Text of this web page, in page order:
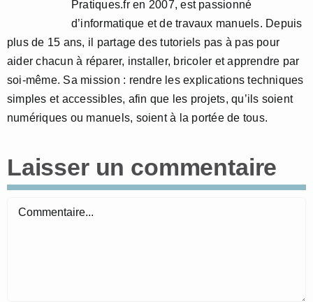
Pratiques.fr en 2007, est passionné
d’informatique et de travaux manuels. Depuis
plus de 15 ans, il partage des tutoriels pas à pas pour
aider chacun à réparer, installer, bricoler et apprendre par
soi-même. Sa mission : rendre les explications techniques
simples et accessibles, afin que les projets, qu’ils soient
numériques ou manuels, soient à la portée de tous.
Laisser un commentaire
Commentaire